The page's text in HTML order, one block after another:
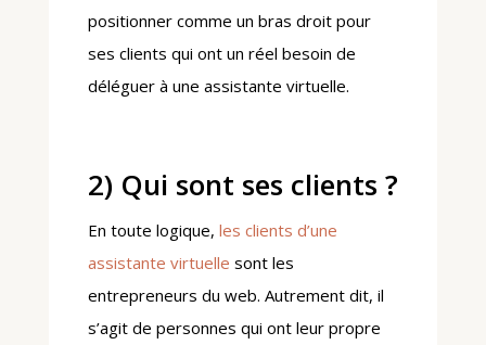
positionner comme un bras droit pour
ses clients qui ont un réel besoin de
déléguer à une assistante virtuelle.
2) Qui sont ses clients ?
En toute logique, les clients d’une
assistante virtuelle sont les
entrepreneurs du web. Autrement dit, il
s’agit de personnes qui ont leur propre